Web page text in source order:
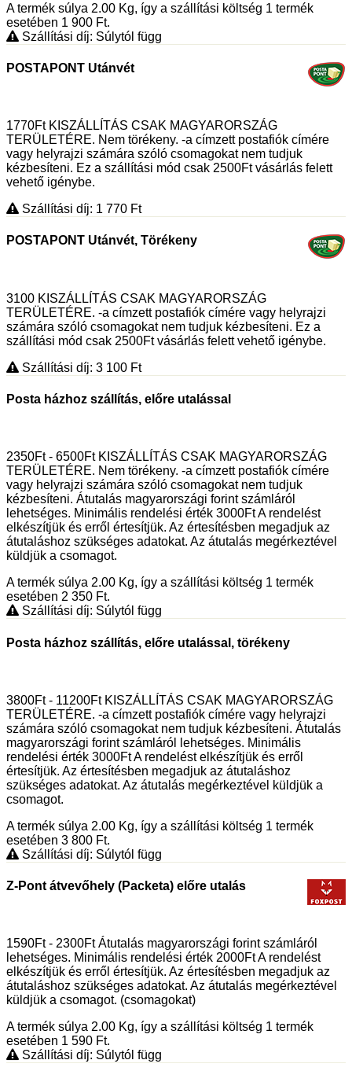
A termék súlya 2.00 Kg, így a szállítási költség 1 termék
esetében 1 900 Ft.
Szállítási díj: Súlytól függ
POSTAPONT Utánvét
1770Ft KISZÁLLÍTÁS CSAK MAGYARORSZÁG
TERÜLETÉRE. Nem törékeny. -a címzett postafiók címére
vagy helyrajzi számára szóló csomagokat nem tudjuk
kézbesíteni. Ez a szállítási mód csak 2500Ft vásárlás felett
vehető igénybe.
Szállítási díj: 1 770 Ft
POSTAPONT Utánvét, Törékeny
3100 KISZÁLLÍTÁS CSAK MAGYARORSZÁG
TERÜLETÉRE. -a címzett postafiók címére vagy helyrajzi
számára szóló csomagokat nem tudjuk kézbesíteni. Ez a
szállítási mód csak 2500Ft vásárlás felett vehető igénybe.
Szállítási díj: 3 100 Ft
Posta házhoz szállítás, előre utalással
2350Ft - 6500Ft KISZÁLLÍTÁS CSAK MAGYARORSZÁG
TERÜLETÉRE. Nem törékeny. -a címzett postafiók címére
vagy helyrajzi számára szóló csomagokat nem tudjuk
kézbesíteni. Átutalás magyarországi forint számláról
lehetséges. Minimális rendelési érték 3000Ft A rendelést
elkészítjük és erről értesítjük. Az értesítésben megadjuk az
átutaláshoz szükséges adatokat. Az átutalás megérkeztével
küldjük a csomagot.
A termék súlya 2.00 Kg, így a szállítási költség 1 termék
esetében 2 350 Ft.
Szállítási díj: Súlytól függ
Posta házhoz szállítás, előre utalással, törékeny
3800Ft - 11200Ft KISZÁLLÍTÁS CSAK MAGYARORSZÁG
TERÜLETÉRE. -a címzett postafiók címére vagy helyrajzi
számára szóló csomagokat nem tudjuk kézbesíteni. Átutalás
magyarországi forint számláról lehetséges. Minimális
rendelési érték 3000Ft A rendelést elkészítjük és erről
értesítjük. Az értesítésben megadjuk az átutaláshoz
szükséges adatokat. Az átutalás megérkeztével küldjük a
csomagot.
A termék súlya 2.00 Kg, így a szállítási költség 1 termék
esetében 3 800 Ft.
Szállítási díj: Súlytól függ
Z-Pont átvevőhely (Packeta) előre utalás
1590Ft - 2300Ft Átutalás magyarországi forint számláról
lehetséges. Minimális rendelési érték 2000Ft A rendelést
elkészítjük és erről értesítjük. Az értesítésben megadjuk az
átutaláshoz szükséges adatokat. Az átutalás megérkeztével
küldjük a csomagot. (csomagokat)
A termék súlya 2.00 Kg, így a szállítási költség 1 termék
esetében 1 590 Ft.
Szállítási díj: Súlytól függ